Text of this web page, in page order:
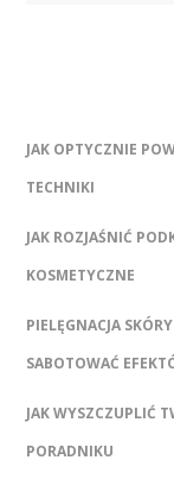
JAK OPTYCZNIE
TECHNIKI
JAK ROZJAŚNIĆ
KOSMETYCZNE
PIELĘGNACJA
SABOTOWAĆ
JAK WYSZCZUPLIĆ
PORADNIKU